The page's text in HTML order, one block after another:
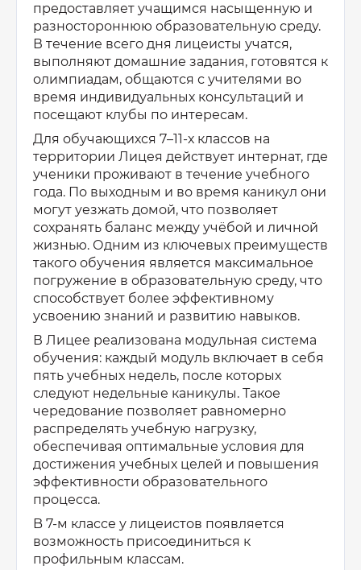
предоставляет учащимся насыщенную и
разностороннюю образовательную среду.
В течение всего дня лицеисты учатся,
выполняют домашние задания, готовятся к
олимпиадам, общаются с учителями во
время индивидуальных консультаций и
посещают клубы по интересам.
Для обучающихся 7–11-х классов на
территории Лицея действует интернат, где
ученики проживают в течение учебного
года. По выходным и во время каникул они
могут уезжать домой, что позволяет
сохранять баланс между учёбой и личной
жизнью. Одним из ключевых преимуществ
такого обучения является максимальное
погружение в образовательную среду, что
способствует более эффективному
усвоению знаний и развитию навыков.
В Лицее реализована модульная система
обучения: каждый модуль включает в себя
пять учебных недель, после которых
следуют недельные каникулы. Такое
чередование позволяет равномерно
распределять учебную нагрузку,
обеспечивая оптимальные условия для
достижения учебных целей и повышения
эффективности образовательного
процесса.
B 7-м классе у лицеистов появляется
возможность присоединиться к
профильным классам.